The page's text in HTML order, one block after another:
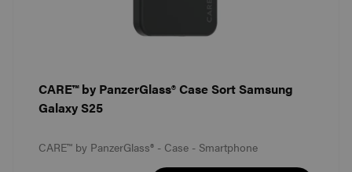
CARE™ by PanzerGlass® Case Sort Samsung
Galaxy S25
CARE™ by PanzerGlass® - Case - Smartphone